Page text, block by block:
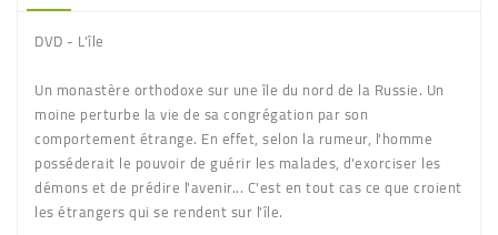
DVD - L'île
Un monastère orthodoxe sur une île du nord de la Russie. Un
moine perturbe la vie de sa congrégation par son
comportement étrange. En effet, selon la rumeur, l'homme
posséderait le pouvoir de guérir les malades, d'exorciser les
démons et de prédire l'avenir... C'est en tout cas ce que croient
les étrangers qui se rendent sur l'île.